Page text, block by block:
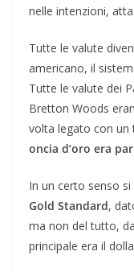
nelle intenzioni,
Tutte le valute
americano, il
Tutte le valute dei
Bretton Woods
volta legato con un
oncia d’oro era
In un certo senso
Gold Standard,
ma non del tutto,
principale era il